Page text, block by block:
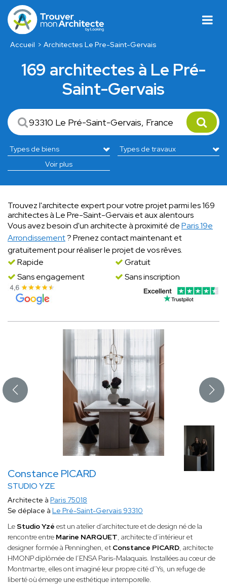
Accueil Architectes Le Pre-Saint-Gervais
169 architectes à Le Pré-
Saint-Gervais
Voir plus
Trouvez l'architecte expert pour votre projet parmi les 169
architectes à Le Pre-Saint-Gervais et aux alentours
Vous avez besoin d'un architecte à proximité deParis 19e
Arrondissement? Prenez contact maintenant et
gratuitement pour réaliser le projet de vos rêves.
Rapide
Gratuit
Sans engagement
Sans inscription
Constance PICARD
STUDIO YZE
Architecte à Paris 75018
Se déplace à Le Pré-Saint-Gervais 93310
LeStudio Yzé est un atelier d’architecture et de design né de la
rencontre entre Marine NARQUET, architecte d’intérieur et
designer formée à Penninghen, et Constance PICARD, architecte
HMONP diplômée de l’ENSA Paris-Malaquais. Installées au cœur de
Montmartre, elles ont imaginé leur propre cité d’Ys, un refuge de
liberté où émerge une esthétique intemporelle.